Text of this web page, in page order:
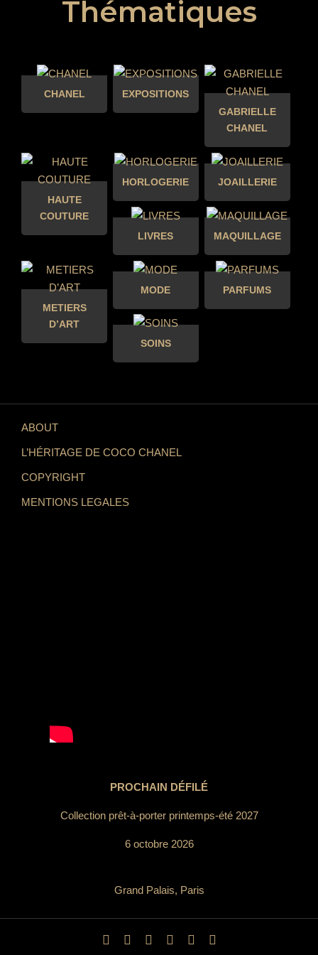
Thématiques
CHANEL
EXPOSITIONS
GABRIELLE
CHANEL
HAUTE
COUTURE
HORLOGERIE JOAILLERIE
LIVRES MAQUILLAGE
METIERS
D’ART
MODE PARFUMS
SOINS
ABOUT
L’HÉRITAGE DE COCO CHANEL
COPYRIGHT
MENTIONS LEGALES
PROCHAIN DÉFILÉ
Collection prêt-à-porter printemps-été 2027
6 octobre 2026
Grand Palais, Paris